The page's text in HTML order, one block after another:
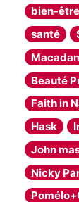
bien-être
santé
Beauté
Faith in
Hask
John
Nicky